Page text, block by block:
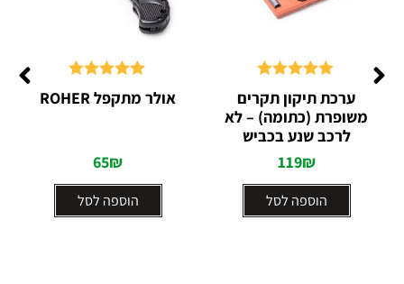
ערכת תיקון תקרים
משופרת (כתומה) – לא
לרכב שנע בכביש
119₪
הוספה לסל
מתוך 5
אולר מתקפל ROHER
65₪
הוספה לסל
5.00
מתוך 5